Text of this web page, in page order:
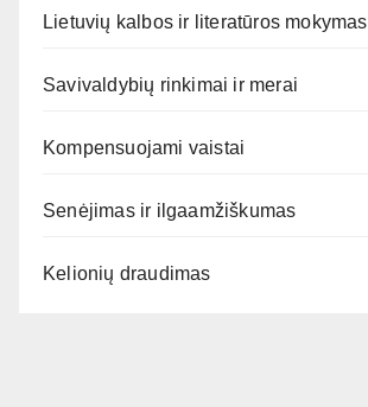
Lietuvių kalbos ir literatūros mokymas
Savivaldybių rinkimai ir merai
Kompensuojami vaistai
Senėjimas ir ilgaamžiškumas
Kelionių draudimas